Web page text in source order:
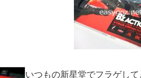
いつもの新星堂でフラゲして